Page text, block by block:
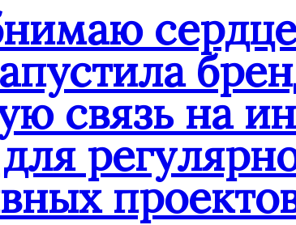
связь на